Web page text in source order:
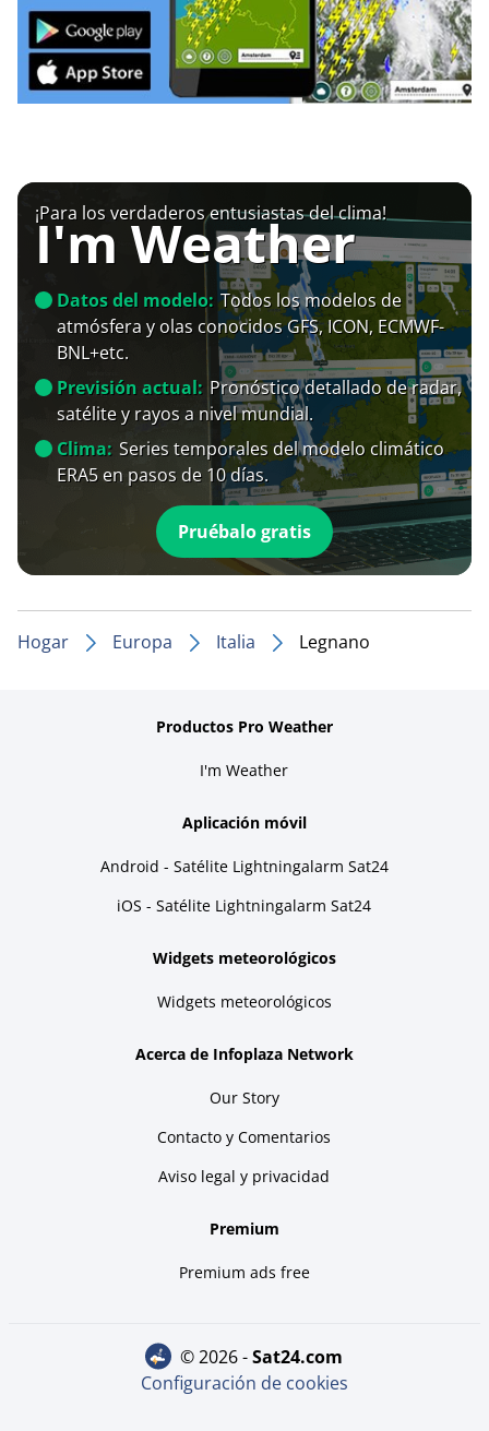
¡Para los verdaderos entusiastas del clima!
I'm Weather
Datos del modelo: Todos los modelos de
atmósfera y olas conocidos GFS, ICON, ECMWF-
BNL+etc.
Previsión actual: Pronóstico detallado de radar,
satélite y rayos a nivel mundial.
Clima: Series temporales del modelo climático
ERA5 en pasos de 10 días.
Pruébalo gratis
Hogar Europa Italia Legnano
Productos Pro Weather
I'm Weather
Aplicación móvil
Android - Satélite Lightningalarm Sat24
iOS - Satélite Lightningalarm Sat24
Widgets meteorológicos
Widgets meteorológicos
Acerca de Infoplaza Network
Our Story
Contacto y Comentarios
Aviso legal y privacidad
Premium
Premium ads free
© 2026 - sat24.com
Configuración de cookies